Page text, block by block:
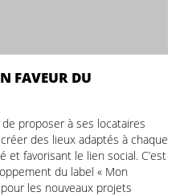
FAVEUR DU
proposer à ses locataires
des lieux adaptés à chaque
favorisant le lien social. C’est
du label « Mon
les nouveaux projets